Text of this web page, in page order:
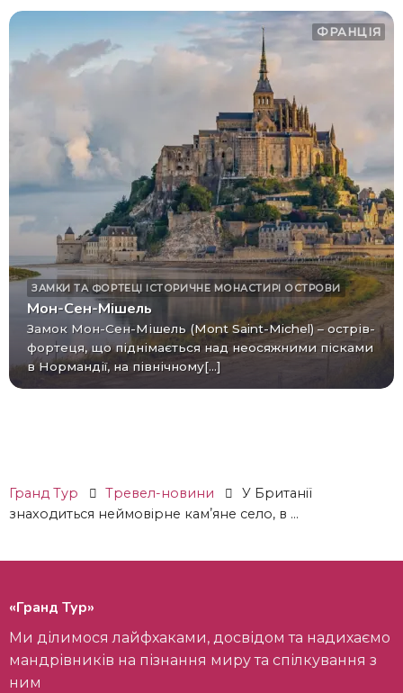
ФРАНЦІЯ
ЗАМКИ ТА ФОРТЕЦІ ІСТОРИЧНЕ МОНАСТИРІ ОСТРОВИ
Мон-Сен-Мішель
Замок Мон-Сен-Мішель (Mont Saint-Michel) – острів-
фортеця, що піднімається над неосяжними пісками
в Нормандії, на північному[...]
Гранд Тур Тревел-новини
У Британії
знаходиться неймовірне камʼяне село, в ...
«Гранд Тур»
Ми ділимося лайфхаками, досвідом та надихаємо
мандрівників на пізнання миру та спілкування з
ним